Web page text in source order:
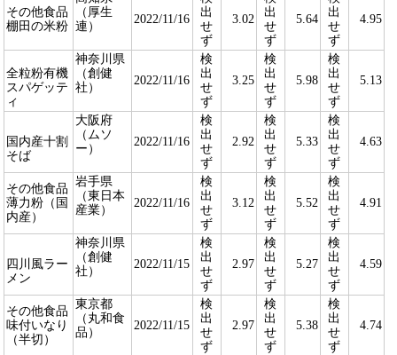
その他食品
棚田の米粉
（厚生
連）
2022/11/16
出
せ
ず
3.02
出
せ
ず
5.64
出
せ
ず
4.95
全粒粉有機
スパゲッテ
ィ
神奈川県
（創健
社）
2022/11/16
検
出
せ
ず
3.25
検
出
せ
ず
5.98
検
出
せ
ず
5.13
国内産十割
そば
大阪府
（ムソ
ー）
2022/11/16
検
出
せ
ず
2.92
検
出
せ
ず
5.33
検
出
せ
ず
4.63
その他食品
薄力粉（国
内産）
岩手県
（東日本
産業）
2022/11/16
検
出
せ
ず
3.12
検
出
せ
ず
5.52
検
出
せ
ず
4.91
四川風ラー
メン
神奈川県
（創健
社）
2022/11/15
検
出
せ
ず
2.97
検
出
せ
ず
5.27
検
出
せ
ず
4.59
その他食品
味付いなり
（半切）
東京都
（丸和食
品）
2022/11/15
検
出
せ
ず
2.97
検
出
せ
ず
5.38
検
出
せ
ず
4.74